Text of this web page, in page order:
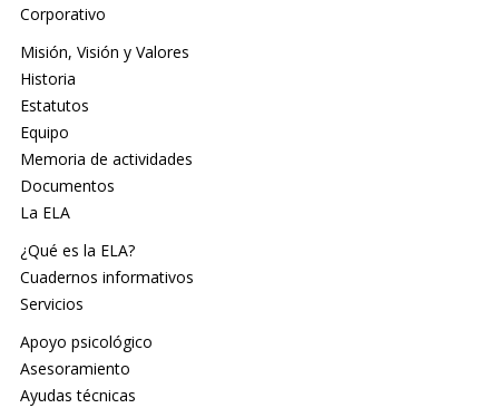
Corporativo
Misión, Visión y Valores
Historia
Estatutos
Equipo
Memoria de actividades
Documentos
La ELA
¿Qué es la ELA?
Cuadernos informativos
Servicios
Apoyo psicológico
Asesoramiento
Ayudas técnicas